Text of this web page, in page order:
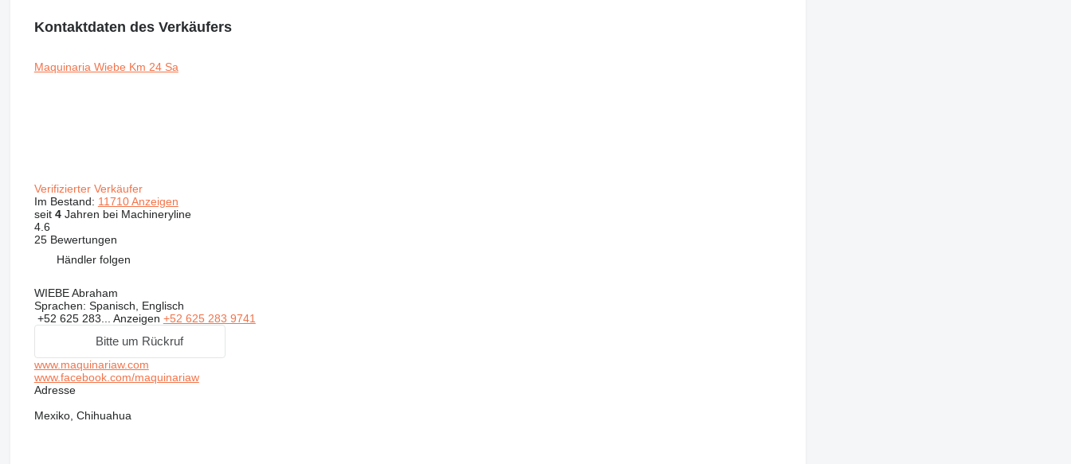
Kontaktdaten des Verkäufers
Maquinaria Wiebe Km 24 Sa
Verifizierter Verkäufer
Im Bestand: 11710 Anzeigen
seit 4Jahren bei Machineryline
4.6
25 Bewertungen
Händler folgen
WIEBE Abraham
Sprachen: Spanisch, Englisch
+52 625 283... Anzeigen +52 625 283 9741
Bitte um Rückruf
www.maquinariaw.com
www.facebook.com/maquinariaw
Adresse
Mexiko, Chihuahua